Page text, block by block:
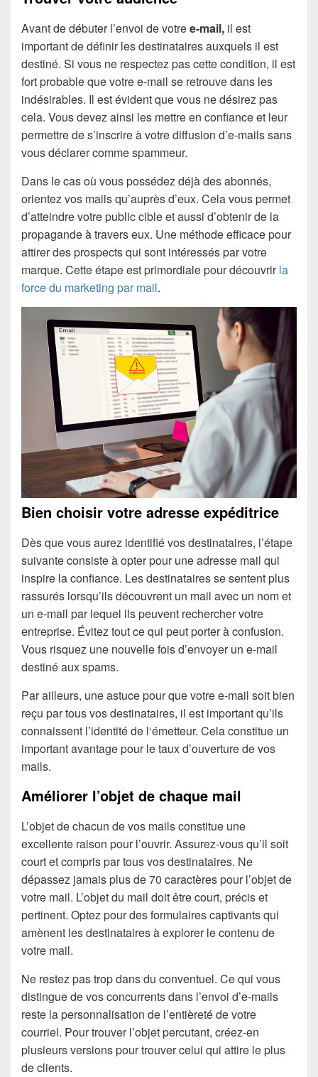
Avant de débuter l’envoi de votree-mail, il est
important de définir les destinataires auxquels il est
destiné. Si vous ne respectez pas cette condition, il est
fort probable que votre e-mail se retrouve dans les
indésirables. Il est évident que vous ne désirez pas
cela. Vous devez ainsi les mettre en confiance et leur
permettre de s’inscrire à votre diffusion d’e-mails sans
vous déclarer comme spammeur.
Dans le cas où vous possédez déjà des abonnés,
orientez vos mails qu’auprès d’eux. Cela vous permet
d’atteindre votre public cible et aussi d’obtenir de la
propagande à travers eux. Une méthode efficace pour
attirer des prospects qui sont intéressés par votre
marque. Cette étape est primordiale pour découvrirla
force du marketing par mail.
Bien choisir votre adresse expéditrice
Dès que vous aurez identifié vos destinataires, l’étape
suivante consiste à opter pour une adresse mail qui
inspire la confiance. Les destinataires se sentent plus
rassurés lorsqu’ils découvrent un mail avec un nom et
un e-mail par lequel ils peuvent rechercher votre
entreprise. Évitez tout ce qui peut porter à confusion.
Vous risquez une nouvelle fois d’envoyer un e-mail
destiné aux spams.
Par ailleurs, une astuce pour que votre e-mail soit bien
reçu par tous vos destinataires, il est important qu’ils
connaissent l’identité de l‘émetteur. Cela constitue un
important avantage pour le taux d’ouverture de vos
mails.
Améliorer l’objet de chaque mail
L’objet de chacun de vos mails constitue une
excellente raison pour l’ouvrir. Assurez-vous qu’il soit
court et compris par tous vos destinataires. Ne
dépassez jamais plus de 70 caractères pour l’objet de
votre mail. L’objet du mail doit être court, précis et
pertinent. Optez pour des formulaires captivants qui
amènent les destinataires à explorer le contenu de
votre mail.
Ne restez pas trop dans du conventuel. Ce qui vous
distingue de vos concurrents dans l’envoi d’e-mails
reste la personnalisation de l’entièreté de votre
courriel. Pour trouver l’objet percutant, créez-en
plusieurs versions pour trouver celui qui attire le plus
de clients.